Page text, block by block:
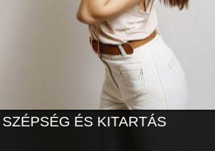
SZÉPSÉG ÉS KITARTÁS